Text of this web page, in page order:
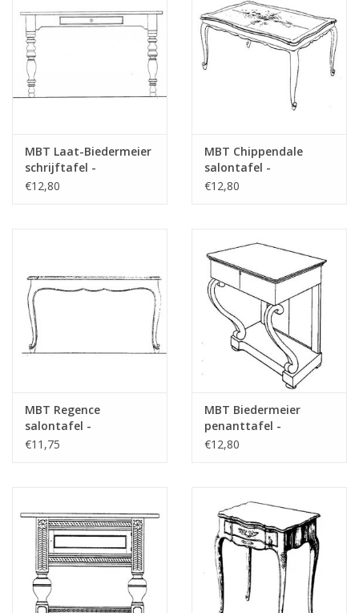
für Preise von "Lakerveldtekeningen" sehe
das Vorwort
Opmerkingen
MBT Laat-Biedermeier
schrijftafel -
Bouwtekening Schaal 1
€12,80
MBT Chippendale
salontafel -
Bouwtekening Schaal 1
€12,80
MBT Regence
salontafel -
Bouwtekening Schaal 1
€11,75
MBT Biedermeier
penanttafel -
Bouwtekening Schaal 1
€12,80